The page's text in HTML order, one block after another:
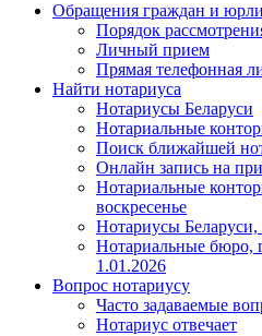
Обращения граждан и
Порядок
Личный прием
Прямая телефонная
Найти нотариуса
Нотариусы Беларуси
Нотариальные
Поиск ближайшей
Онлайн запись на
Нотариальные
воскресенье
Нотариусы Беларуси,
Нотариальные бюро,
1.01.2026
Вопрос нотариусу
Часто задаваемые
Нотариус отвечает